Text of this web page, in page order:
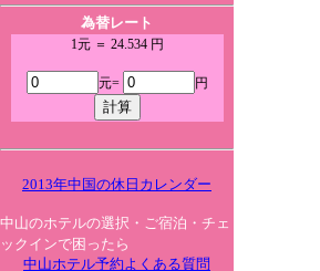
為替レート
1元 ＝ 24.534 円
元= 円
2013年中国の休日カレンダー
中山のホテルの選択・ご宿泊・チェ
ックインで困ったら
中山ホテル予約よくある質問